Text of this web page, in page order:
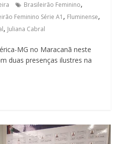
Brasileirão Feminino,
Feminino Série A1 , Fluminense,
, Juliana Cabral
MG no Maracanã neste
duas presenças ilustres na